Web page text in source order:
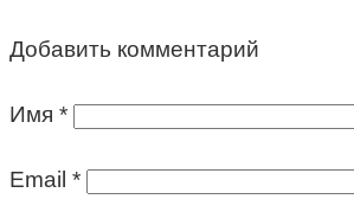
Добавить комментарий
Имя *
Email *